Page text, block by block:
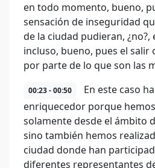
en todo momento, bueno,
sensación de inseguridad
de la ciudad pudieran,
incluso, bueno, pues el salir
por parte de lo que son las
00:23 - 00:50
En este caso
enriquecedor porque
solamente desde el ámbito
sino también hemos
ciudad donde han
diferentes representantes